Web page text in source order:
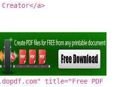
Creator</a>
title="Free PDF